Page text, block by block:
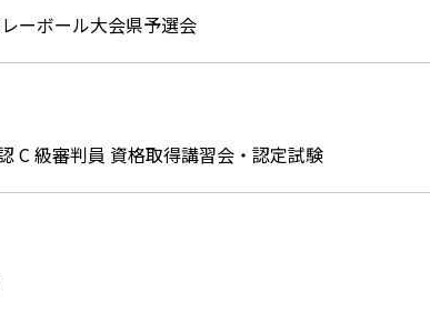
ーボール大会県予選会
C 級審判員 資格取得講習会・認定試験